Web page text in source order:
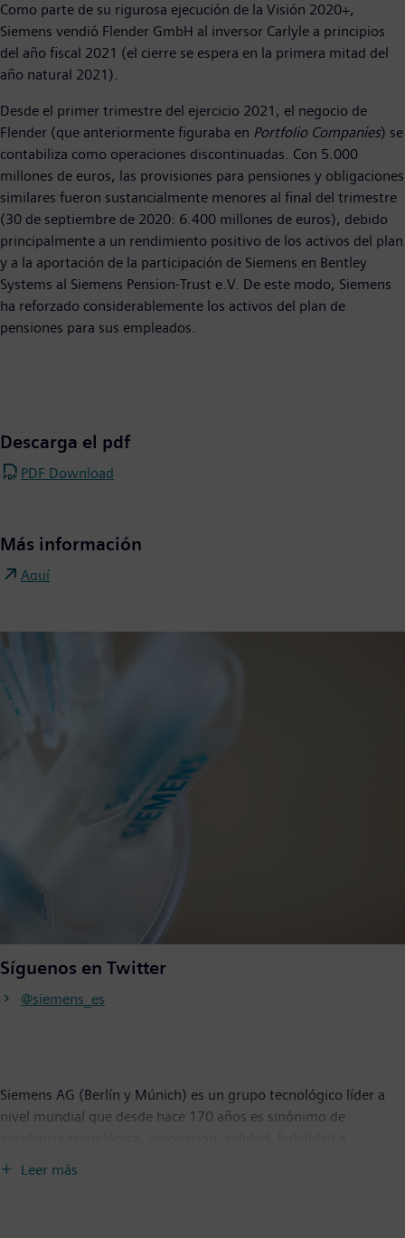
Como parte de su rigurosa ejecución de la Visión 2020+,
Siemens vendió Flender GmbH al inversor Carlyle a principios
del año fiscal 2021 (el cierre se espera en la primera mitad del
año natural 2021).
Desde el primer trimestre del ejercicio 2021, el negocio de
Flender (que anteriormente figuraba en Portfolio Companies) se
contabiliza como operaciones discontinuadas. Con 5.000
millones de euros, las provisiones para pensiones y obligaciones
similares fueron sustancialmente menores al final del trimestre
(30 de septiembre de 2020: 6.400 millones de euros), debido
principalmente a un rendimiento positivo de los activos del plan
y a la aportación de la participación de Siemens en Bentley
Systems al Siemens Pension-Trust e.V. De este modo, Siemens
ha reforzado considerablemente los activos del plan de
pensiones para sus empleados.
Descarga el pdf
PDF Download
Más información
Aquí
Síguenos en Twitter
@siemens_es
Siemens AG (Berlín y Múnich) es un grupo tecnológico líder a
nivel mundial que desde hace 170 años es sinónimo de
Leer más